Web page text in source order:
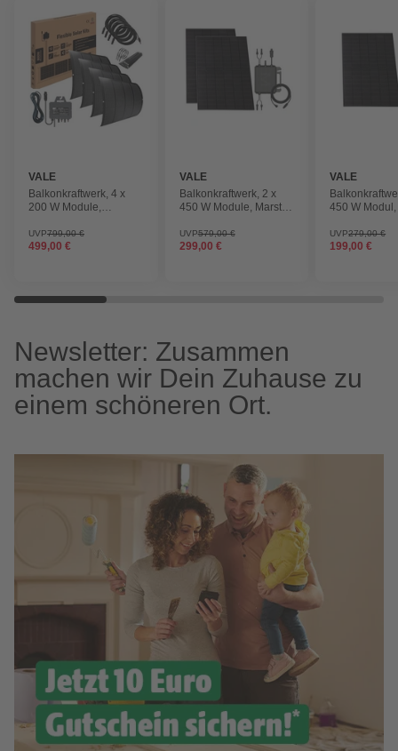
VALE
Balkonkraftwerk, 4 x
200 W Module,
800F1 Wechselrichter,
5 m Kabel
UVP799,00 €
499,00 €
VALE
Balkonkraftwerk, 2 x
450 W Module, Marstek
3 m Kabel
UVP579,00 €
299,00 €
VALE
450 W
3 m Kabel
UVP279,00 €
199,00 €
Newsletter: Zusammen
machen wir Dein Zuhause zu
einem schöneren Ort.